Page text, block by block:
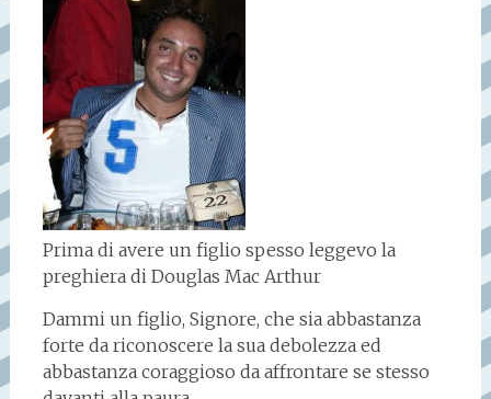
Prima di avere un figlio spesso leggevo la
preghiera di Douglas Mac Arthur
Dammi un figlio, Signore, che sia abbastanza
forte da riconoscere la sua debolezza ed
abbastanza coraggioso da affrontare se stesso